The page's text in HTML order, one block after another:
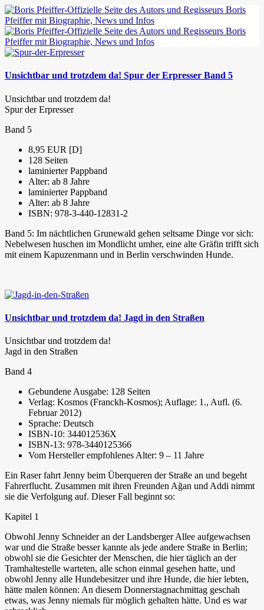
Unsichtbar und trotzdem da! Spur der Erpresser Band 5
Unsichtbar und trotzdem da!
Spur der Erpresser
Band 5
8,95 EUR [D]
128 Seiten
laminierter Pappband
Alter: ab 8 Jahre
laminierter Pappband
Alter: ab 8 Jahre
ISBN: 978-3-440-12831-2
Band 5: Im nächtlichen Grunewald gehen seltsame Dinge vor sich:
Nebelwesen huschen im Mondlicht umher, eine alte Gräfin trifft sich
mit einem Kapuzenmann und in Berlin verschwinden Hunde.
Unsichtbar und trotzdem da! Jagd in den Straßen
Unsichtbar und trotzdem da!
Jagd in den Straßen
Band 4
Gebundene Ausgabe: 128 Seiten
Verlag: Kosmos (Franckh-Kosmos); Auflage: 1., Aufl. (6.
Februar 2012)
Sprache: Deutsch
ISBN-10: 344012536X
ISBN-13: 978-3440125366
Vom Hersteller empfohlenes Alter: 9 – 11 Jahre
Ein Raser fahrt Jenny beim Überqueren der Straße an und begeht
Fahrerflucht. Zusammen mit ihren Freunden Ağan und Addi nimmt
sie die Verfolgung auf. Dieser Fall beginnt so:
Kapitel 1
Obwohl Jenny Schneider an der Landsberger Allee aufgewachsen
war und die Straße besser kannte als jede andere Straße in Berlin;
obwohl sie die Gesichter der Menschen, die hier täglich an der
Tramhaltestelle warteten, alle schon einmal gesehen hatte, und
obwohl Jenny alle Hundebesitzer und ihre Hunde, die hier lebten,
hätte malen können: An diesem Donnerstagnachmittag geschah
etwas, was Jenny niemals für möglich gehalten hätte. Und es war